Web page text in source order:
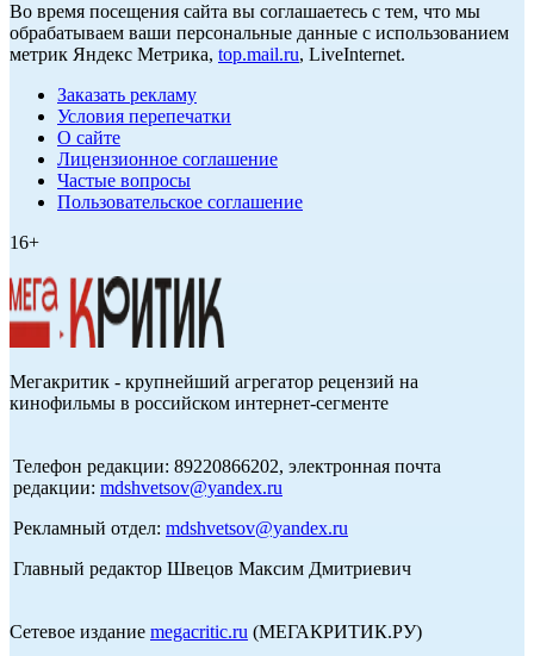
Во время посещения сайта вы соглашаетесь с тем, что мы
обрабатываем ваши персональные данные с использованием
метрик Яндекс Метрика, top.mail.ru, LiveInternet.
Заказать рекламу
Условия перепечатки
О сайте
Лицензионное соглашение
Частые вопросы
Пользовательское соглашение
16+
Мегакритик - крупнейший агрегатор рецензий на
кинофильмы в российском интернет-сегменте
Телефон редакции: 89220866202, электронная почта
редакции: mdshvetsov@yandex.ru
Рекламный отдел: mdshvetsov@yandex.ru
Главный редактор Швецов Максим Дмитриевич
Сетевое издание megacritic.ru (МЕГАКРИТИК.РУ)